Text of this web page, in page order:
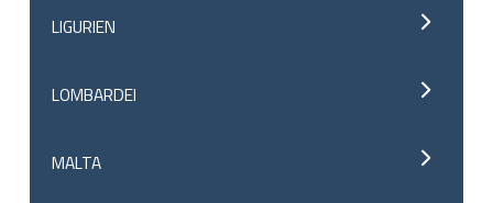
LIGURIEN
LOMBARDEI
MALTA